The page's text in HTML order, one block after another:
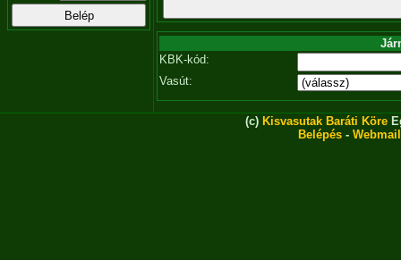
KBK-kód:
Vasút:
(c) Kisvasutak Baráti Köre
Belépés - Webmail